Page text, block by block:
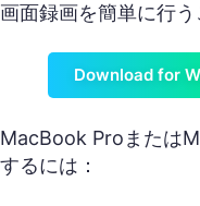
画面録画を簡単に行う
Download for
MacBook Proまたは
するには：